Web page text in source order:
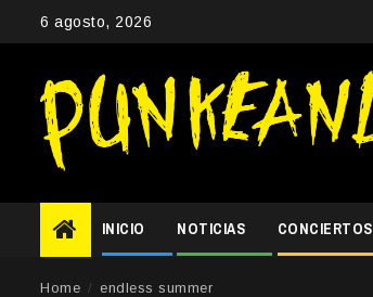
6 agosto, 2026
INICIO NOTICIAS CONCIERTOS
Home endless summer